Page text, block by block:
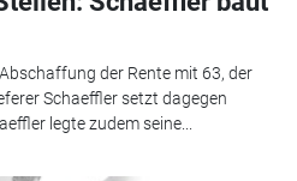
der Rente mit 63, der
Schaeffler setzt dagegen
legte zudem seine...